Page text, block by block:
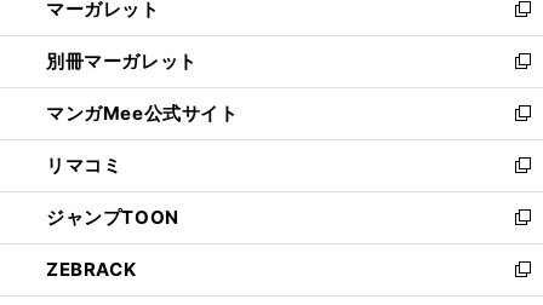
く
で
開
く
ド
ウ
で
開
く
い
ウ
ィ
ン
ド
ウ
で
開
く
マーガレット
新
し
い
ウ
ィ
ン
ド
ウ
で
開
く
別冊マーガレット
新
し
い
ウ
ィ
ン
ド
ウ
で
開
マンガMee公式サイト
新
し
い
ウ
ィ
ン
ド
ウ
リマコミ
新
し
い
ウ
ィ
ン
ジャンプTOON
新
し
い
ウ
ZEBRACK
新
し